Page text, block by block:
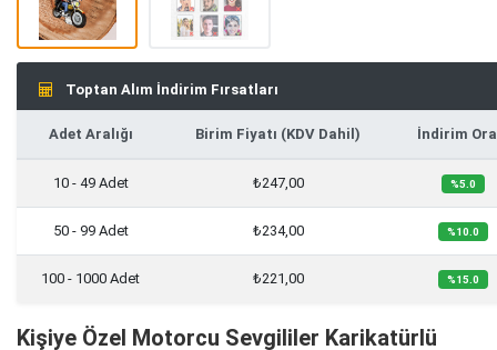
Toptan Alım İndirim Fırsatları
Adet Aralığı Birim Fiyatı (KDV Dahil) İndirim
10 - 49 Adet ₺247,00 %5.0
50 - 99 Adet ₺234,00 %10.0
100 - 1000 Adet ₺221,00 %15.0
Kişiye Özel Motorcu Sevgililer Karikatürlü